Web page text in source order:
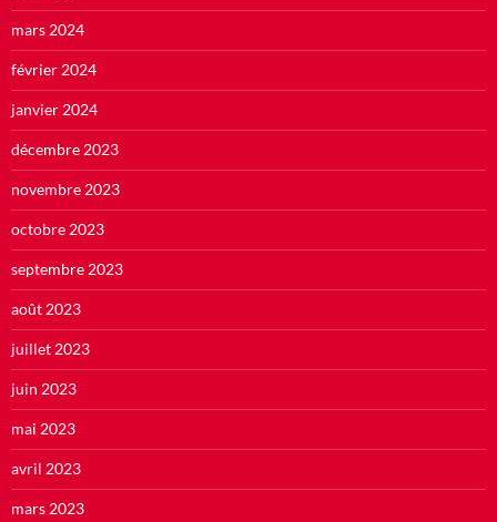
mars 2024
février 2024
janvier 2024
décembre 2023
novembre 2023
octobre 2023
septembre 2023
août 2023
juillet 2023
juin 2023
mai 2023
avril 2023
mars 2023